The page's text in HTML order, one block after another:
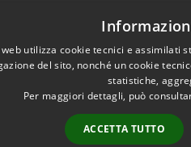
utilizza cookie tecnici e assimilati
del sito, nonché un cookie
statistiche,
Per maggiori dettagli, può
ACCETTA TUTTO